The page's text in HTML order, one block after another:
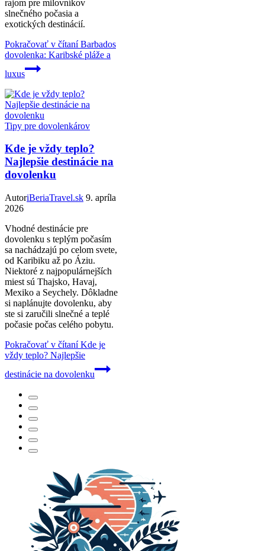
rajom pre milovníkov
slnečného počasia a
exotických destinácií.
Pokračovať v čítaníBarbados
dovolenka: Karibské pláže a
luxus
Tipy pre dovolenkárov
Kde je vždy teplo?
Najlepšie destinácie na
dovolenku
AutoriBeriaTravel.sk 9. apríla
2026
Vhodné destinácie pre
dovolenku s teplým počasím
sa nachádzajú po celom svete,
od Karibiku až po Áziu.
Niektoré z najpopulárnejších
miest sú Thajsko, Havaj,
Mexiko a Seychely. Dôkladne
si naplánujte dovolenku, aby
ste si zaručili slnečné a teplé
počasie počas celého pobytu.
Pokračovať v čítaníKde je
vždy teplo? Najlepšie
destinácie na dovolenku